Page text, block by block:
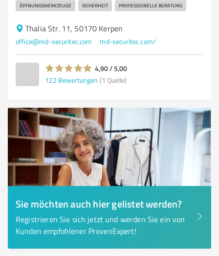
ÖFFNUNGSWERKZEUGE SICHERHEIT PROFESSIONELLE BERATUNG
Thalia Str. 11, 50170 Kerpen
office@md-securitec.com md-securitec.com/
4,90 / 5,00
122 Bewertungen (1 Quelle)
Sie möchten auch hier gelistet werden?
Registrieren Sie sich jetzt und werden Sie ein von
Kunden empfohlener ProvenExpert!